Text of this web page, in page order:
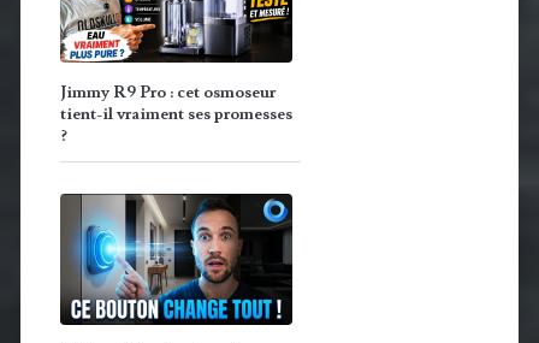
Jimmy R9 Pro : cet osmoseur
tient-il vraiment ses promesses
?